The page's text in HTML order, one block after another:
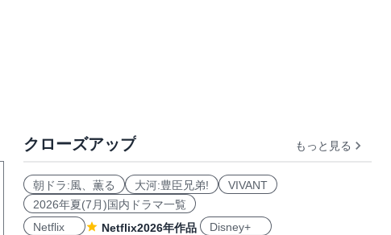
クローズアップ もっと見る
朝ドラ:風、薫る 大河:豊臣兄弟!
VIVANT
2026年夏(7月)国内ドラマ一覧
Netflix
Netflix2026年作品
Disney+